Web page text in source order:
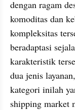
dengan ragam
komoditas dan
kompleksitas
beradaptasi
karakteristik
dua jenis
kategori inilah
shipping market